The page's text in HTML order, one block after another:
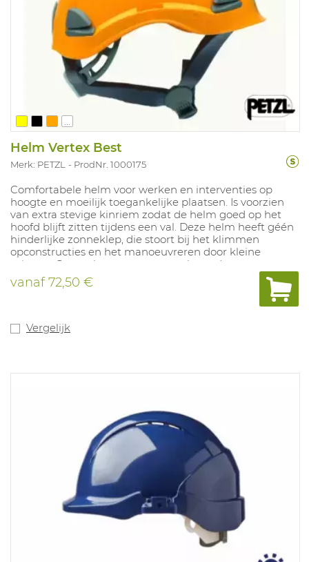
...
Helm Vertex Best
Merk: PETZL ProdNr. 1000175
Comfortabele helm voor werken en interventies op
hoogte en moeilijk toegankelijke plaatsen. Is voorzien
van extra stevige kinriem zodat de helm goed op het
hoofd blijft zitten tijdens een val. Deze helm heeft géén
hinderlijke zonneklep, die stoort bij het klimmen
opconstructies en het manoeuvreren door kleine
ruimtes. Gemaakt van onverwoestbaar, duurzaam en
lichtgewicht polycarbonaat.Hoog energie opname
vermogen bij impact tijdens een val, zowel aan de
bovenkant als aan de zijkant van de schaal. Voorzien
gelaats- en gehoorbescherming. Volledig verstelbaar
installatiebedrijven. In overeenstemming met: EN 397
vanaf72,50 €
Vergelijk